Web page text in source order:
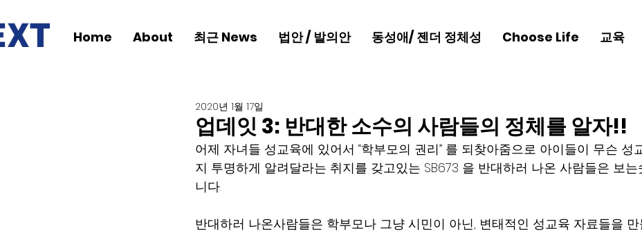
Home About 최근 News 법안 / 발의안 동성애/ 젠더 정체성 Choose Life 교육
업데잇 3: 반대한 소수의 사람들의 정체를 알자!!
2020년 1월 17일
어제 자녀들 성교육에 있어서 “학부모의 권리” 를 되찾아줌으로 아이들이 무슨 성
지 투명하게 알려달라는 취지를 갖고있는 SB673 을 반대하러 나온 사람들은 보는
니다.
반대하러 나온사람들은 학부모나 그냥 시민이 아닌, 변태적인 성교육 자료들을